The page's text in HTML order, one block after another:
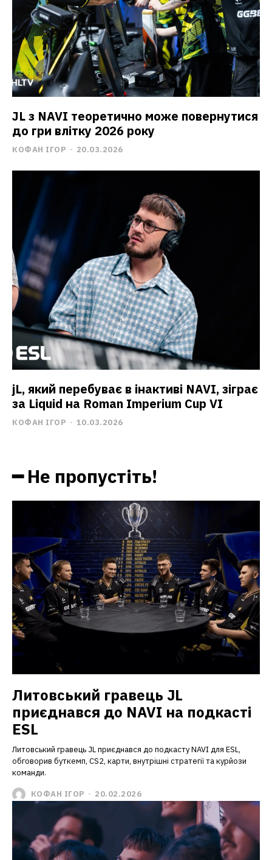
JL з NAVI теоретично може повернутися
до гри влітку 2026 року
КОФАН ІГОР - 20.03.2026
jL, який перебуває в інактиві NAVI, зіграє
за Liquid на Roman Imperium Cup VI
КОФАН ІГОР - 10.03.2026
━ Не пропустіть!
Литовський гравець JL
приєднався до NAVI на подкасті
ESL
Литовський гравець JL приєднався до подкасту NAVI для ESL,
обговорив буткемп, CS2, карти, внутрішні стратегії та курйози
команди.
КОФАН ІГОР - 20.02.2026